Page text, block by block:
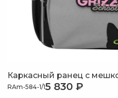
Каркасный ранец с
RAm-584-1/15 830 ₽